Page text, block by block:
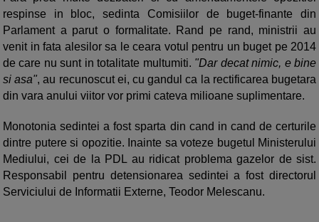
respinse in bloc, sedinta Comisiilor de buget-finante din
Parlament a parut o formalitate. Rand pe rand, ministrii au
venit in fata alesilor sa le ceara votul pentru un buget pe 2014
de care nu sunt in totalitate multumiti. "Dar decat nimic, e bine
si asa", au recunoscut ei, cu gandul ca la rectificarea bugetara
din vara anului viitor vor primi cateva milioane suplimentare.
Monotonia sedintei a fost sparta din cand in cand de certurile
dintre putere si opozitie. Inainte sa voteze bugetul Ministerului
Mediului, cei de la PDL au ridicat problema gazelor de sist.
Responsabil pentru detensionarea sedintei a fost directorul
Serviciului de Informatii Externe, Teodor Melescanu.